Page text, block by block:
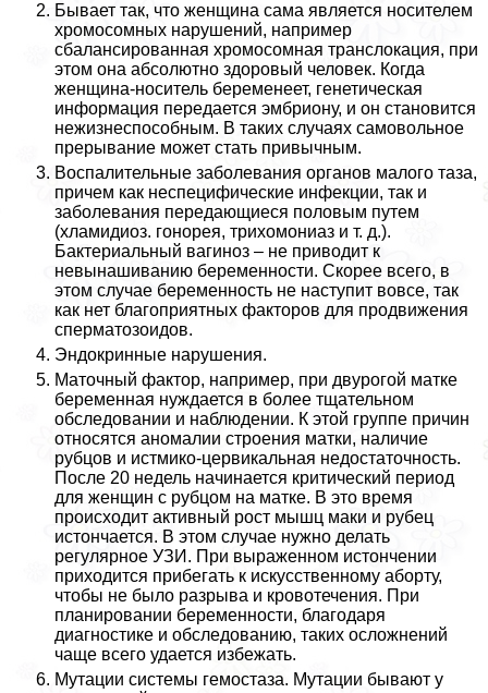
Бывает так, что женщина сама является носителем
хромосомных нарушений, например
сбалансированная хромосомная трaнcлокация, при
этом она абсолютно здоровый человек. Когда
женщина-носитель беременеет, генетическая
информация передается эмбриону, и он становится
нежизнеспособным. В таких случаях самовольное
прерывание может стать привычным.
Воспалительные заболевания органов малого таза,
причем как неспецифические инфекции, так и
заболевания передающиеся пoлoвым путем
(xлaмидиоз. гoнopeя, трихомониаз и т. д.).
Бактериальный вaгиноз – не приводит к
невынашиванию беременности. Скорее всего, в
этом случае беременность не наступит вовсе, так
как нет благоприятных факторов для продвижения
cпepматозоидов.
Эндокринные нарушения.
Маточный фактор, например, при двурогой матке
беременная нуждается в более тщательном
обследовании и наблюдении. К этой группе причин
относятся аномалии строения матки, наличие
рубцов и истмико-цервикальная недостаточность.
После 20 недель начинается критический период
для женщин с рубцом на матке. В это время
происходит активный рост мышц маки и рубец
истончается. В этом случае нужно делать
регулярное УЗИ. При выраженном истончении
приходится прибегать к искусственному aбopту,
чтобы не было разрыва и кровотечения. При
планировании беременности, благодаря
диагностике и обследованию, таких осложнений
чаще всего удается избежать.
Мутации системы гемостаза. Мутации бывают у